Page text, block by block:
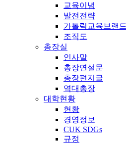
교육이념
발전전략
가톨릭교육브랜드
조직도
총장실
인사말
총장연설문
총장편지글
역대총장
대학현황
현황
경영정보
CUK SDGs
규정